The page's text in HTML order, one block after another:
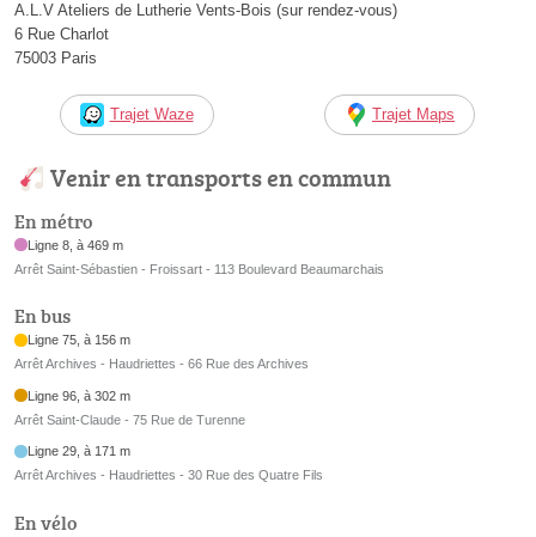
A.L.V Ateliers de Lutherie Vents-Bois (sur rendez-vous)
6 Rue Charlot
75003 Paris
Trajet Waze Trajet Maps
Venir en transports en commun
En métro
Ligne 8, à 469 m
Arrêt Saint-Sébastien - Froissart - 113 Boulevard Beaumarchais
En bus
Ligne 75, à 156 m
Arrêt Archives - Haudriettes - 66 Rue des Archives
Ligne 96, à 302 m
Arrêt Saint-Claude - 75 Rue de Turenne
Ligne 29, à 171 m
Arrêt Archives - Haudriettes - 30 Rue des Quatre Fils
En vélo